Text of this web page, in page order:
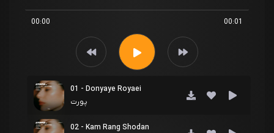
00:00 00:01
01 - Donyaye Royaei
پورت
02 - Kam Rang Shodan